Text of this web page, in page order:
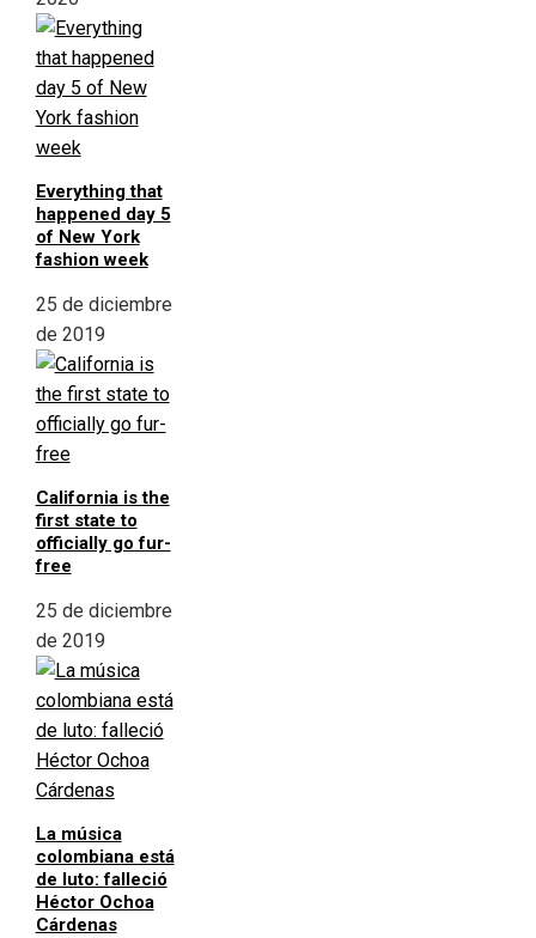
Everything that
happened day 5
of New York
fashion week
25 de diciembre
de 2019
California is the
first state to
officially go fur-
free
25 de diciembre
de 2019
La música
colombiana está
de luto: falleció
Héctor Ochoa
Cárdenas